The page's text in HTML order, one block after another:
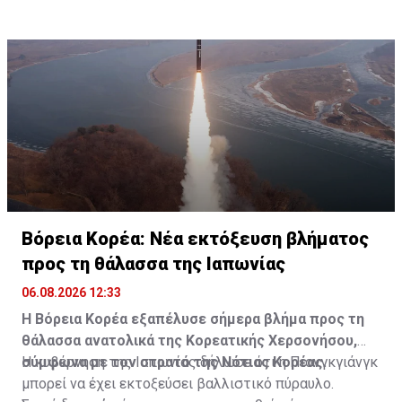
Βόρεια Κορέα: Νέα εκτόξευση βλήματος
προς τη θάλασσα της Ιαπωνίας
06.08.2026 12:33
Η Βόρεια Κορέα εξαπέλυσε σήμερα βλήμα προς τη
θάλασσα ανατολικά της Κορεατικής Χερσονήσου,
σύμφωνα με τον στρατό της Νότιας Κορέας.
Η κυβέρνηση της Ιαπωνίας δήλωσε ότι η Πιονγκγιάνγκ
μπορεί να έχει εκτοξεύσει βαλλιστικό πύραυλο.